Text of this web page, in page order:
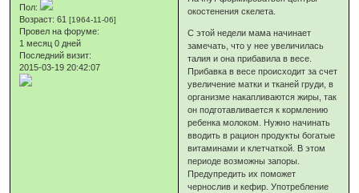
Пол:
Возраст: 61[1964-11-06]
Провел на форуме:
1 месяц 0 дней
Последний визит:
2015-03-19 20:42:07
окостенения скелета.
С этой недели мама начинает
замечать, что у нее увеличилась
талия и она прибавила в весе.
Прибавка в весе происходит за счет
увеличение матки и тканей груди, в
организме накапливаются жиры, так
он подготавливается к кормлению
ребенка молоком. Нужно начинать
вводить в рацион продукты богатые
витаминами и клетчаткой. В этом
периоде возможны запоры.
Предупредить их поможет
чернослив и кефир. Употребление